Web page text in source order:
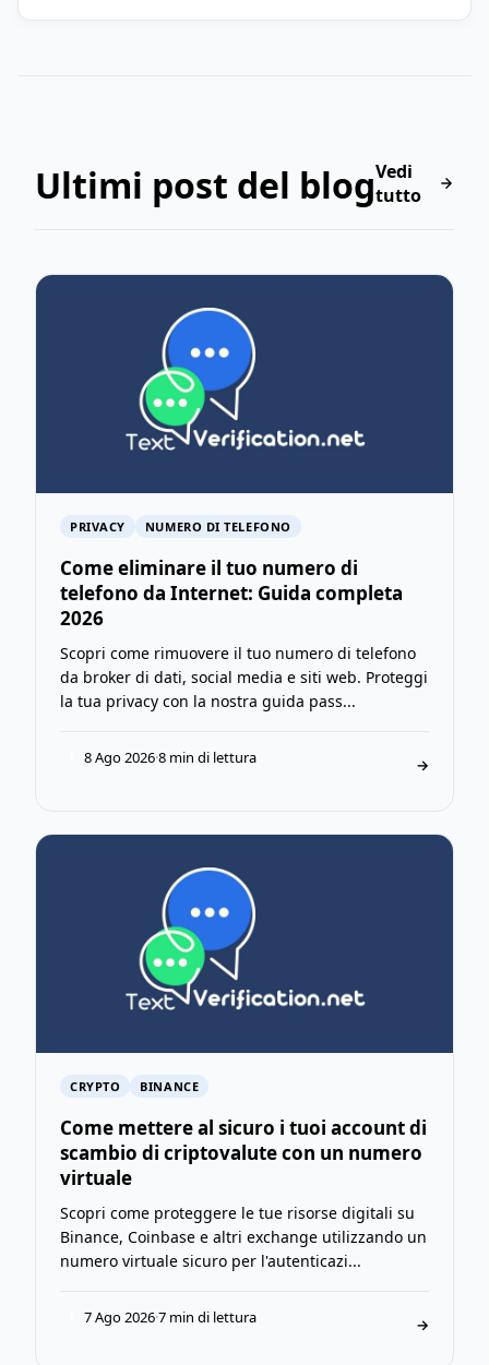
Ultimi post del blogVedi
tutto
PRIVACY NUMERO DI TELEFONO
Come eliminare il tuo numero di
telefono da Internet: Guida completa
2026
Scopri come rimuovere il tuo numero di telefono
da broker di dati, social media e siti web. Proteggi
la tua privacy con la nostra guida pass...
8 Ago 2026·8 min di lettura →
CRYPTO BINANCE
Come mettere al sicuro i tuoi account di
scambio di criptovalute con un numero
virtuale
Scopri come proteggere le tue risorse digitali su
Binance, Coinbase e altri exchange utilizzando un
numero virtuale sicuro per l'autenticazi...
7 Ago 2026·7 min di lettura →